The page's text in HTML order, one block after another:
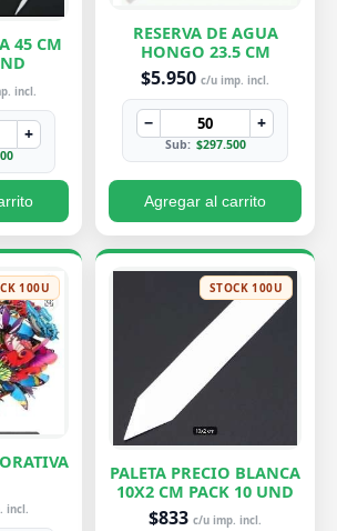
45 CM
incl.
+
RESERVA DE AGUA
HONGO 23.5 CM
$5.950 c/u imp. incl.
− +
Sub: $297.500
Agregar al carrito
100U
incl.
STOCK 100U
PALETA PRECIO BLANCA
10X2 CM PACK 10 UND
$833 c/u imp. incl.